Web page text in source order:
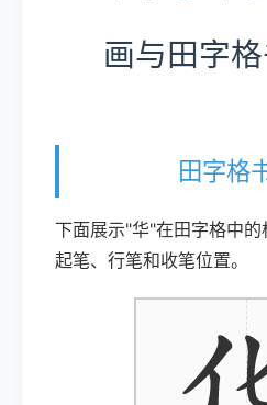
画与田字
田字格
下面展示"华"在田字格中
起笔、行笔和收笔位置。